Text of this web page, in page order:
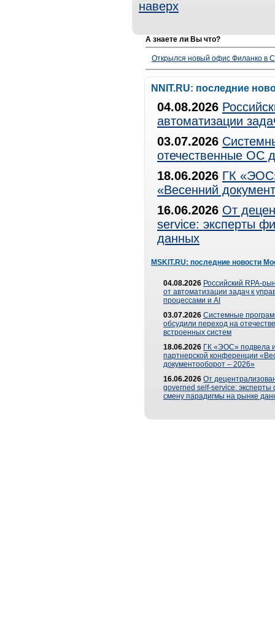
наверх
А знаете ли Вы что?
Открылся новый офис Филанко в
NNIT.RU: последние
04.08.2026
автоматизации
03.07.2026
отечественные ОС
18.06.2026 ГК
«Весенний
16.06.2026 От
service: эксперты
данных
MSKIT.RU: последние новости
04.08.2026 Российский RPA-
от автоматизации задач к
процессами и AI
03.07.2026 Системные
обсудили переход на
встроенных систем
18.06.2026 ГК «ЭОС» подвела
партнерской конференции
документооборот – 2026»
16.06.2026 От
governed self-service: эксперты
смену парадигмы на рынке